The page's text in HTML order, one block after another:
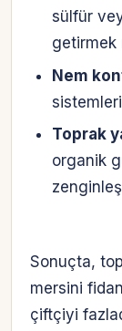
sülfür
getirmek
Nem
Toprak
organik
Sonuçta,
mersini
çiftçiyi